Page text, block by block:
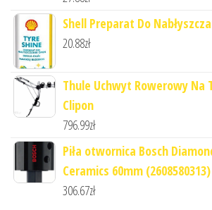
Shell Preparat Do
20.88zł
Thule Uchwyt Rowerowy Na
Clipon
796.99zł
Piła otwornica Bosch
Ceramics 60mm (2608580313)
306.67zł